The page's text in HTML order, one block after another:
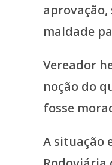
Vereador
noção do
fosse
A situação